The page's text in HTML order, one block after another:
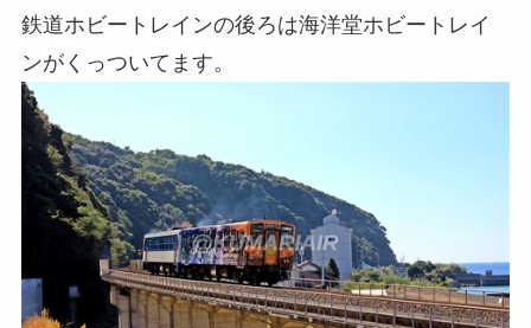
鉄道ホビートレインの後ろは海洋堂ホビートレイ
ンがくっついてます。